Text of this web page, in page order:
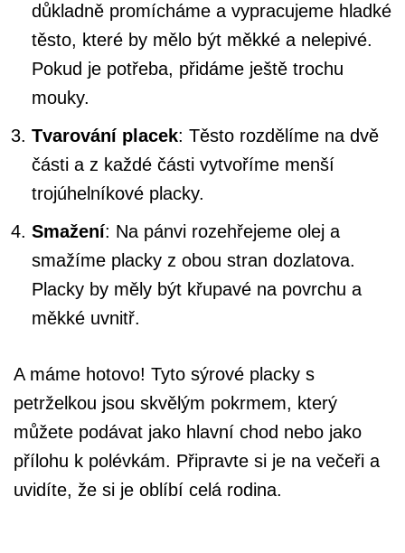
důkladně promícháme a vypracujeme hladké
těsto, které by mělo být měkké a nelepivé.
Pokud je potřeba, přidáme ještě trochu
mouky.
Tvarování placek: Těsto rozdělíme na dvě
části a z každé části vytvoříme menší
trojúhelníkové placky.
Smažení: Na pánvi rozehřejeme olej a
smažíme placky z obou stran dozlatova.
Placky by měly být křupavé na povrchu a
měkké uvnitř.
A máme hotovo! Tyto sýrové placky s
petrželkou jsou skvělým pokrmem, který
můžete podávat jako hlavní chod nebo jako
přílohu k polévkám. Připravte si je na večeři a
uvidíte, že si je oblíbí celá rodina.